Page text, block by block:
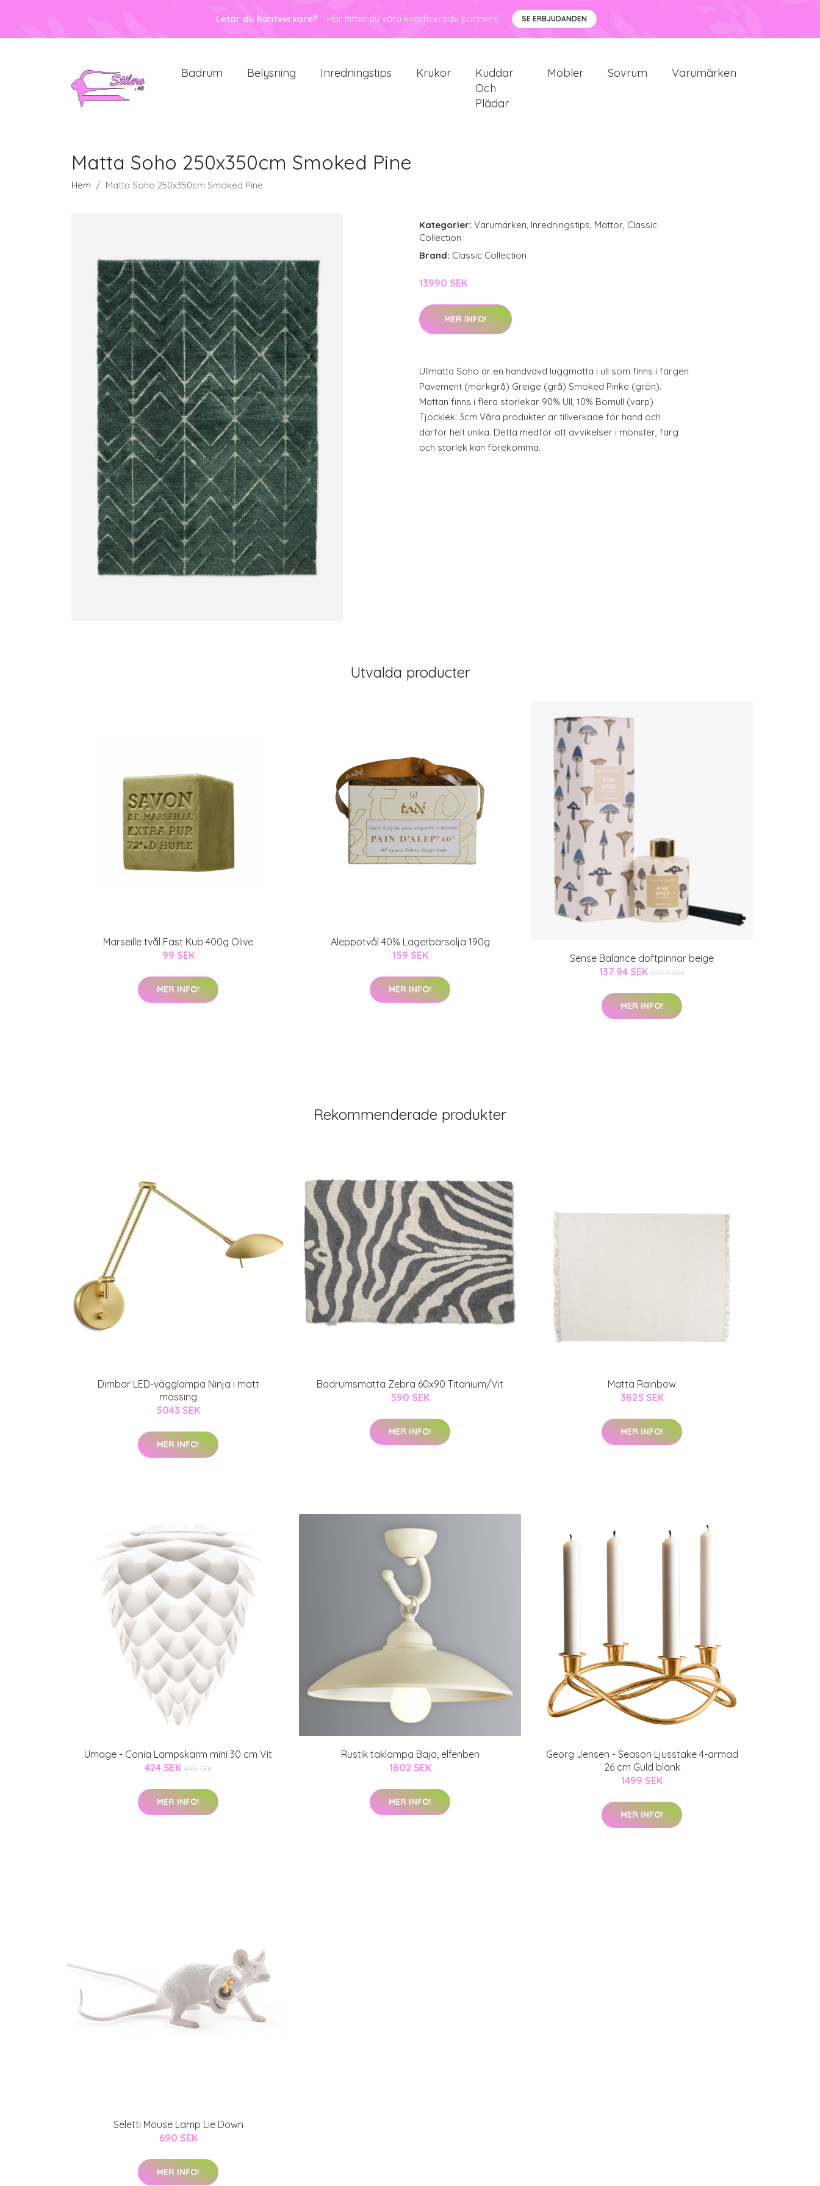
Letar du hantverkare? Här hittar du våra kvalificerade partners! SE ERBJUDANDEN
Badrum Belysning Inredningstips Krukor
Kuddar
Och
Plädar
Möbler Sovrum Varumärken
Matta Soho 250x350cm Smoked Pine
Hem Matta Soho 250x350cm Smoked Pine
Kategorier: Varumärken, Inredningstips, Mattor, Classic
Collection
Brand: Classic Collection
13990 SEK
MER INFO!
Ullmatta Soho är en handvävd luggmatta i ull som finns i färgen
Pavement (mörkgrå) Greige (grå) Smoked Pinke (grön).
Mattan finns i flera storlekar 90% Ull, 10% Bomull (varp)
Tjocklek: 3cm Våra produkter är tillverkade för hand och
därför helt unika. Detta medför att avvikelser i mönster, färg
och storlek kan förekomma.
Utvalda producter
Marseille tvål Fast Kub 400g Olive
99 SEK
MER INFO!
Aleppotvål 40% Lagerbärsolja 190g
159 SEK
MER INFO!
Sense Balance doftpinnar beige
137.94 SEK 229.9 SEK
MER INFO!
Rekommenderade produkter
Dimbar LED-vägglampa Ninja i matt
mässing
5043 SEK
MER INFO!
Badrumsmatta Zebra 60x90 Titanium/Vit
590 SEK
MER INFO!
Matta Rainbow
3825 SEK
MER INFO!
Umage - Conia Lampskärm mini 30 cm Vit
424 SEK 499 SEK
MER INFO!
Rustik taklampa Baja, elfenben
1802 SEK
MER INFO!
Georg Jensen - Season Ljusstake 4-armad
26 cm Guld blank
1499 SEK
MER INFO!
Seletti Mouse Lamp Lie Down
690 SEK
MER INFO!